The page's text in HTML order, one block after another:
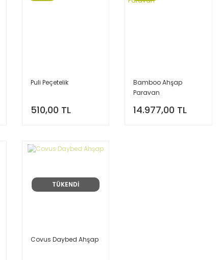
Puli Peçetelik
510,00 TL
Bamboo Ahşap
Paravan
14.977,00 TL
TÜKENDİ
Covus Daybed Ahşap